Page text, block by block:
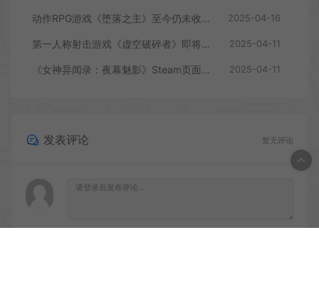
动作RPG游戏《堕落之主》至今仍未收回成本 2025-04-16
第一人称射击游戏《虚空破碎者》即将多平台上线 2025-04-11
《女神异闻录：夜幕魅影》Steam页面上线 2025-04-11
发表评论 暂无评论